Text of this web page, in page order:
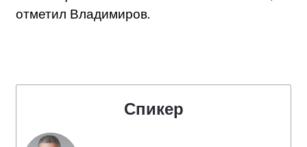
отметил Владимиров.
Спикер